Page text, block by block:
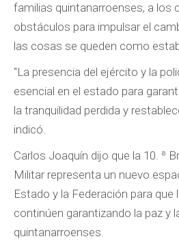
familias quintanarroenses, a los
obstáculos para impulsar el
las cosas se queden como
“La presencia del ejército y la
esencial en el estado para
la tranquilidad perdida y
indicó.
Carlos Joaquín dijo que la 10. ª
Militar representa un nuevo
Estado y la Federación para
continúen garantizando la paz y
quintanarroenses.